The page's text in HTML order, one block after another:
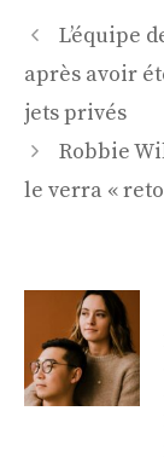
Navigation
des
articles
L’équipe
après avoir
jets privés
Robbie
le verra «